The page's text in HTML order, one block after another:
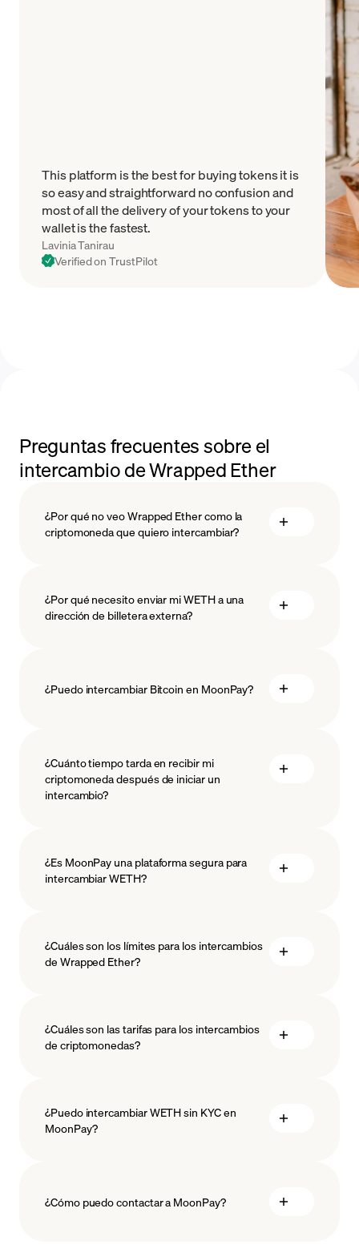
This platform is the best for buying tokens it is
so easy and straightforward no confusion and
most of all the delivery of your tokens to your
wallet is the fastest.
Lavinia Tanirau
Verified on TrustPilot
Preguntas frecuentes sobre el
intercambio de Wrapped Ether
¿Por qué no veo Wrapped Ether como la
criptomoneda que quiero intercambiar?
¿Por qué necesito enviar mi WETH a una
dirección de billetera externa?
¿Puedo intercambiar Bitcoin en MoonPay?
¿Cuánto tiempo tarda en recibir mi
criptomoneda después de iniciar un
intercambio?
¿Es MoonPay una plataforma segura para
intercambiar WETH?
salvaguardar
¿Cuáles son los límites para los intercambios
de Wrapped Ether?
¿Cuáles son las tarifas para los intercambios
de criptomonedas?
¿Puedo intercambiar WETH sin KYC en
MoonPay?
¿Cómo puedo contactar a MoonPay?